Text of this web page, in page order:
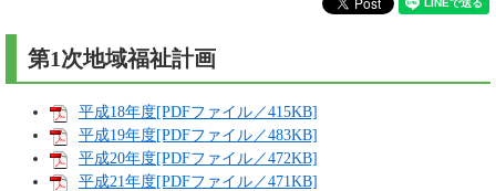
第1次地域福祉計画
平成18年度[PDFファイル／415KB]
平成19年度[PDFファイル／483KB]
平成20年度[PDFファイル／472KB]
平成21年度[PDFファイル／471KB]